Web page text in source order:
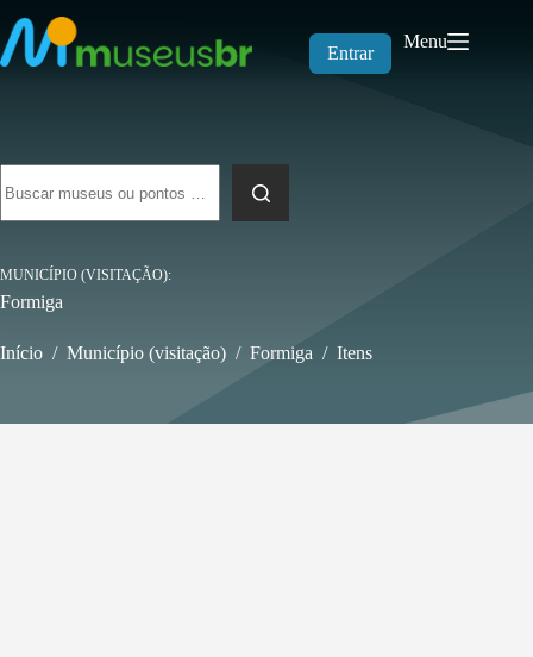
para
o
conteúdo
Entrar
Menu
resultados
MUNICÍPIO (VISITAÇÃO)
Formiga
Início / Município (visitação) / Formiga / Itens